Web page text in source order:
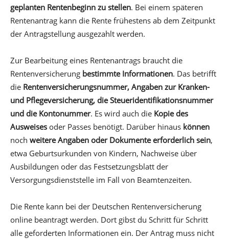
geplanten Rentenbeginn zu stellen. Bei einem späteren
Rentenantrag kann die Rente frühestens ab dem Zeitpunkt
der Antragstellung ausgezahlt werden.
Zur Bearbeitung eines Rentenantrags braucht die
Rentenversicherung bestimmte Informationen. Das betrifft
die Rentenversicherungsnummer, Angaben zur Kranken-
und Pflegeversicherung, die Steueridentifikationsnummer
und die Kontonummer. Es wird auch die Kopie des
Ausweises oder Passes benötigt. Darüber hinaus können
noch weitere Angaben oder Dokumente erforderlich sein,
etwa Geburtsurkunden von Kindern, Nachweise über
Ausbildungen oder das Festsetzungsblatt der
Versorgungsdienststelle im Fall von Beamtenzeiten.
Die Rente kann bei der Deutschen Rentenversicherung
online beantragt werden. Dort gibst du Schritt für Schritt
alle geforderten Informationen ein. Der Antrag muss nicht